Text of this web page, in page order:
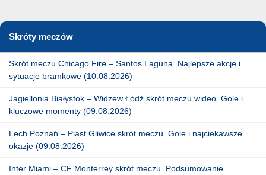
Skróty meczów
Skrót meczu Chicago Fire – Santos Laguna. Najlepsze akcje i
sytuacje bramkowe (10.08.2026)
Jagiellonia Białystok – Widzew Łódź skrót meczu wideo. Gole i
kluczowe momenty (09.08.2026)
Lech Poznań – Piast Gliwice skrót meczu. Gole i najciekawsze
okazje (09.08.2026)
Inter Miami – CF Monterrey skrót meczu. Podsumowanie